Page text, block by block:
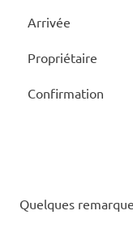
Arrivée
Propriétaire
Confirmation
Quelques